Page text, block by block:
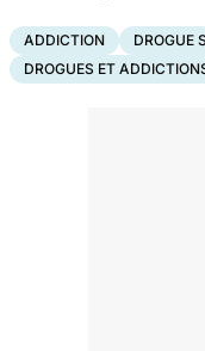
ADDICTION DROGUE
DROGUES ET